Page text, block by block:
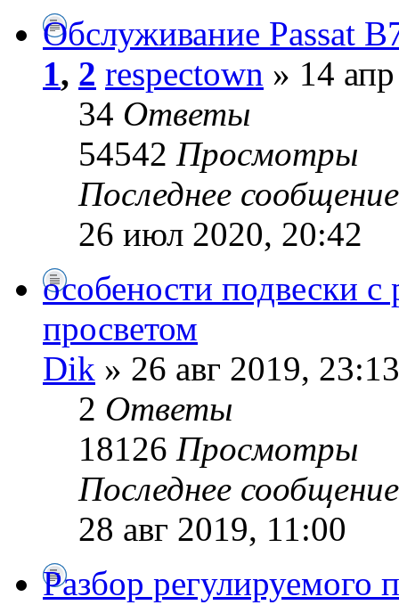
Обслуживание Passat
1, 2 respectown » 14
34 Ответы
54542 Просмотры
Последнее
26 июл 2020, 20:42
особености подвески
просветом
Dik » 26 авг 2019, 23:13
2 Ответы
18126 Просмотры
Последнее
28 авг 2019, 11:00
Разбор регулируемого